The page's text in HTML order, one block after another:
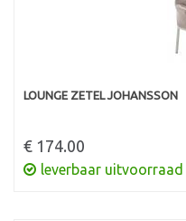
LOUNGE ZETEL JOHANSSON
€ 174.00
leverbaar uitvoorraad